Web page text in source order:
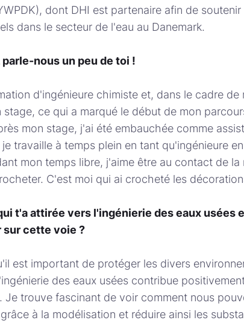
dont DHI est partenaire afin de
dans le secteur de l'eau au Danemark.
parle-nous un peu de toi !
d'ingénieure chimiste et, dans le cadre de
stage, ce qui a marqué le début de mon
mon stage, j'ai été embauchée comme
travaille à temps plein en tant qu'ingénieure
mon temps libre, j'aime être au contact de
C'est moi qui ai crocheté les
t'a attirée vers l'ingénierie des eaux usées
sur cette voie ?
est important de protéger les divers
des eaux usées contribue
Je trouve fascinant de voir comment nous
à la modélisation et réduire ainsi les